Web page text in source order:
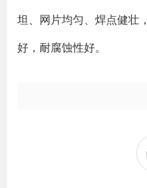
坦、网片均匀、焊点健壮
好，耐腐蚀性好。